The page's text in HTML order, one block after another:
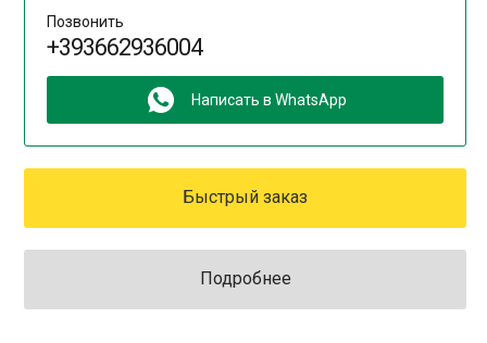
Позвонить
+393662936004
Написать в WhatsApp
Быстрый заказ
Подробнее